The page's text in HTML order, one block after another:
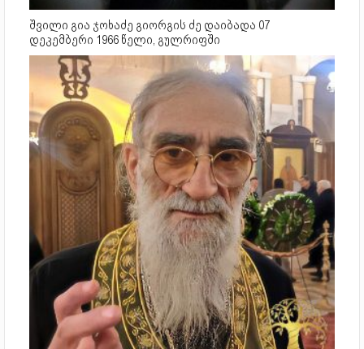
შვილი გია ჯოხაძე გიორგის ძე დაიბადა 07
დეკემბერი 1966 წელი, გულრიფში